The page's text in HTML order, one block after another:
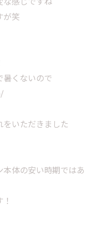
が笑
くないので
いただきました
体の安い時期ではあ